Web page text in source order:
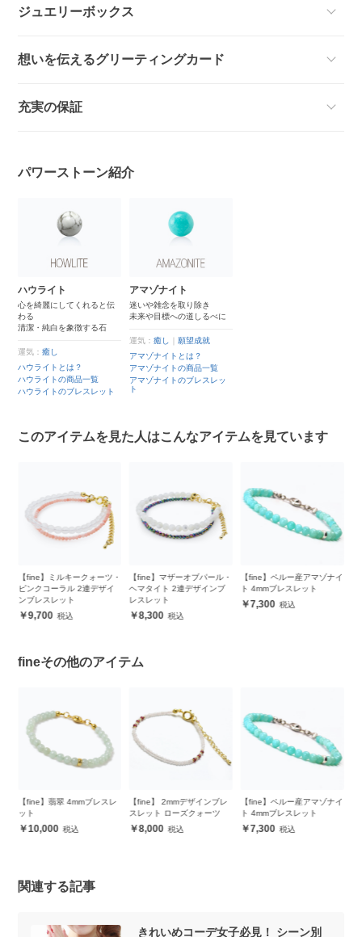
ジュエリーボックス
想いを伝えるグリーティングカード
充実の保証
パワーストーン紹介
ハウライト
心を綺麗にしてくれると伝
わる
清潔・純白を象徴する石
運気：癒し
ハウライトとは？
ハウライトの商品一覧
ハウライトのブレスレット
アマゾナイト
迷いや雑念を取り除き
未来や目標への道しるべに
運気：癒し
願望成就
アマゾナイトとは？
アマゾナイトの商品一覧
アマゾナイトのブレスレッ
ト
このアイテムを見た人はこんなアイテムを見ています
ツ・
【fine】マザーオブパール・
ヘマタイト 2連デザインブ
レスレット
8,300
【fine】ペルー産アマゾナイ
ト 4mmブレスレット
7,300
【winQ】レインボークォー
ツ ハートピアス
3,200
fineその他のアイテム
【fine】 2mmデザインブレ
8,000
【fine】ペルー産アマゾナイ
ト 4mmブレスレット
7,300
【fine】ラベンダーアメジス
ト 4mmブレスレット
6,300
関連する記事
きれいめコーデ女子必見！ シーン別